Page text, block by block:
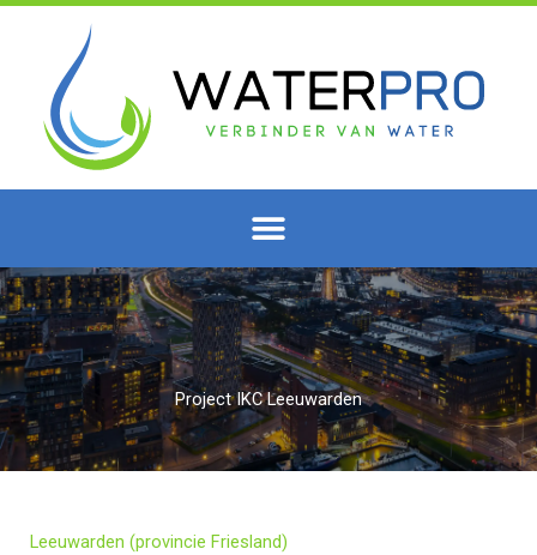
inhoud
Project IKC Leeuwarden
Leeuwarden (provincie Friesland)